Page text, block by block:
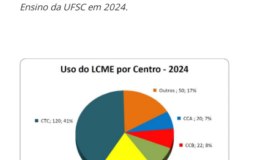
Ensino da UFSC em 2024.